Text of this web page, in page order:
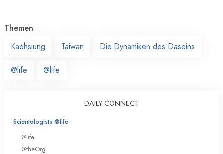
Themen
Kaohsiung
Taiwan Die Dynamiken des Daseins
@life @life
DAILY CONNECT
Scientologists @life
@life
@theOrg